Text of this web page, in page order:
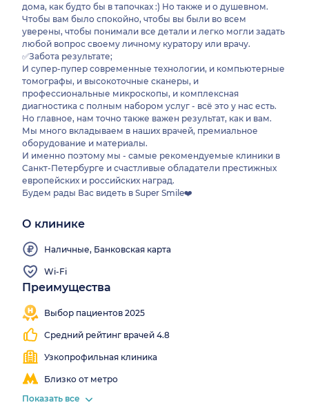
дома, как будто бы в тапочках :) Но также и о душевном.
Чтобы вам было спокойно, чтобы вы были во всем
уверены, чтобы понимали все детали и легко могли задать
любой вопрос своему личному куратору или врачу.
✅Забота результате;
И супер-пупер современные технологии, и компьютерные
томографы, и высокоточные сканеры, и
профессиональные микроскопы, и комплексная
диагностика с полным набором услуг - всё это у нас есть.
Но главное, нам точно также важен результат, как и вам.
Мы много вкладываем в наших врачей, премиальное
оборудование и материалы.
И именно поэтому мы - самые рекомендуемые клиники в
Санкт-Петербурге и счастливые обладатели престижных
европейских и российских наград.
Будем рады Вас видеть в Super Smile❤️
О клинике
Наличные, Банковская карта
Wi-Fi
Преимущества
Выбор пациентов 2025
Средний рейтинг врачей 4.8
Узкопрофильная клиника
Близко от метро
Работаем
выходные
Показать все